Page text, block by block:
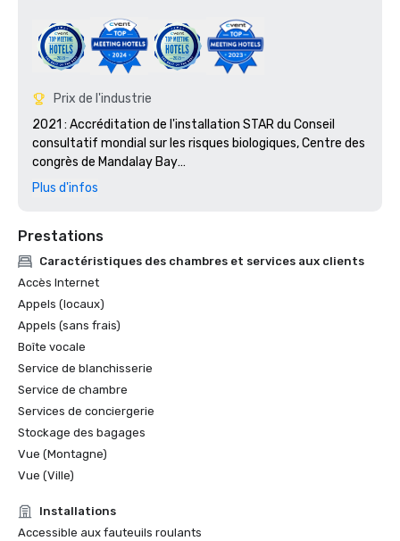
Prix de l'industrie
2021 : Accréditation de l'installation STAR du Conseil
consultatif mondial sur les risques biologiques, Centre des
congrès de Mandalay Bay
2018 : Prix Platinum Choice, Smart Meetings
2017 : Meilleur hôtel de centre de congrès, Smart Meetings
2016 : Meilleur hôtel de centre de congrès, Smart
2016 : Pinnacle Award de la meilleure propriété de jeu, des
réunions réussies
2016 : Best of Award, Meetings Today
Plus d'infos
Prestations
Caractéristiques des chambres et services aux clients
Accès Internet
Appels (locaux)
Appels (sans frais)
Boîte vocale
Service de blanchisserie
Service de chambre
Services de conciergerie
Stockage des bagages
Vue (Montagne)
Vue (Ville)
Installations
Accessible aux fauteuils roulants